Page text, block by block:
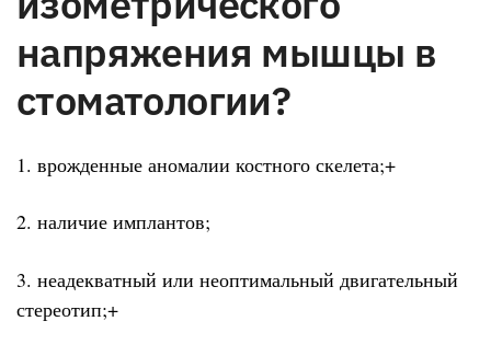
напряжения мышцы в
стоматологии?
1. врожденные аномалии костного скелета;+
2. наличие имплантов;
3. неадекватный или неоптимальный двигательный
стереотип;+